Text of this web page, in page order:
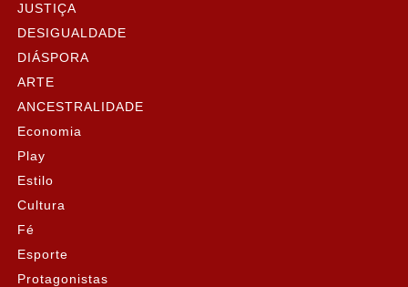
JUSTIÇA
DESIGUALDADE
DIÁSPORA
ARTE
ANCESTRALIDADE
Economia
Play
Estilo
Cultura
Fé
Esporte
Protagonistas